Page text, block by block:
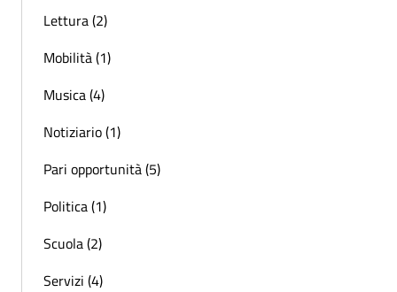
Lettura (2)
Mobilità (1)
Musica (4)
Notiziario (1)
Pari opportunità (5)
Politica (1)
Scuola (2)
Servizi (4)